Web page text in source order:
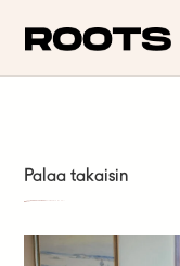
Palaa takaisin